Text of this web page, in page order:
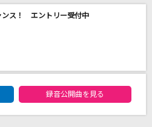
ンス！ エントリー受付中
ルエントリーランキング
録音公開曲を見る